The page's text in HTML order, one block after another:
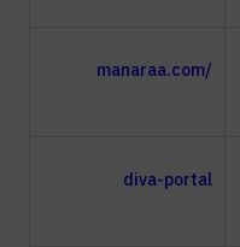
manaraa.com/
diva-portal